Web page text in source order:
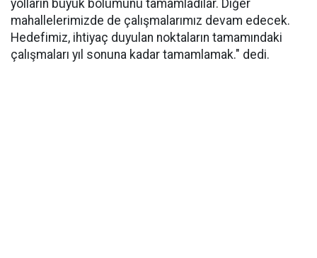
yolların büyük bölümünü tamamladılar. Diğer
mahallelerimizde de çalışmalarımız devam edecek.
Hedefimiz, ihtiyaç duyulan noktaların tamamındaki
çalışmaları yıl sonuna kadar tamamlamak." dedi.